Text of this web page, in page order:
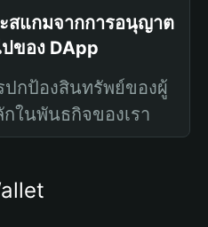
สแกมจากการอนุญาต
ของ DApp
ปกป้องสินทรัพย์ของผู้
ในพันธกิจของเรา